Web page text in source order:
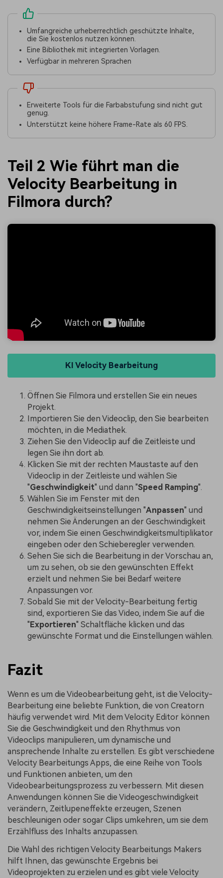
Umfangreiche urheberrechtlich geschützte Inhalte,
die Sie kostenlos nutzen können.
Eine Bibliothek mit integrierten Vorlagen.
Verfügbar in mehreren Sprachen
Erweiterte Tools für die Farbabstufung sind nicht gut
genug.
Unterstützt keine höhere Frame-Rate als 60 FPS.
Teil 2 Wie führt man die
Velocity Bearbeitung in
Filmora durch?
KI Velocity Bearbeitung
Öffnen Sie Filmora und erstellen Sie ein neues
Projekt.
Importieren Sie den Videoclip, den Sie bearbeiten
möchten, in die Mediathek.
Ziehen Sie den Videoclip auf die Zeitleiste und
legen Sie ihn dort ab.
Klicken Sie mit der rechten Maustaste auf den
Videoclip in der Zeitleiste und wählen Sie
"Geschwindigkeit" und dann "Speed Ramping".
Wählen Sie im Fenster mit den
Geschwindigkeitseinstellungen "Anpassen" und
nehmen Sie Änderungen an der Geschwindigkeit
vor, indem Sie einen Geschwindigkeitsmultiplikator
eingeben oder den Schieberegler verwenden.
Sehen Sie sich die Bearbeitung in der Vorschau an,
um zu sehen, ob sie den gewünschten Effekt
erzielt und nehmen Sie bei Bedarf weitere
Anpassungen vor.
Sobald Sie mit der Velocity-Bearbeitung fertig
sind, exportieren Sie das Video, indem Sie auf die
" Exportieren" Schaltfläche klicken und das
gewünschte Format und die Einstellungen wählen.
Fazit
Wenn es um die Videobearbeitung geht, ist die Velocity-
Bearbeitung eine beliebte Funktion, die von Creatorn
häufig verwendet wird. Mit dem Velocity Editor können
Sie die Geschwindigkeit und den Rhythmus von
Videoclips manipulieren, um dynamische und
ansprechende Inhalte zu erstellen. Es gibt verschiedene
Velocity Bearbeitungs Apps, die eine Reihe von Tools
und Funktionen anbieten, um den
Videobearbeitungsprozess zu verbessern. Mit diesen
Anwendungen können Sie die Videogeschwindigkeit
verändern, Zeitlupeneffekte erzeugen, Szenen
beschleunigen oder sogar Clips umkehren, um sie dem
Erzählfluss des Inhalts anzupassen.
Die Wahl des richtigen Velocity Bearbeitungs Makers
hilft Ihnen, das gewünschte Ergebnis bei
Videoprojekten zu erzielen und es gibt viele Velocity